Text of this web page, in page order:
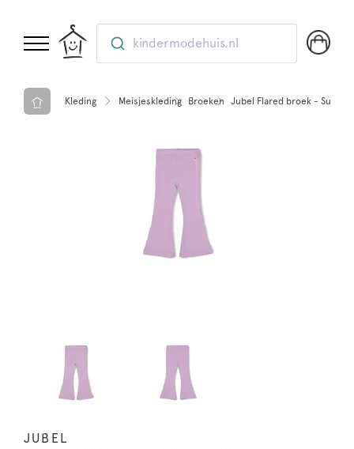
kindermodehuis.nl
Kleding Meisjeskleding Broeken Jubel Flared broek - Sunny
JUBEL